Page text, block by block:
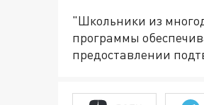
"Школьники из
программы
предоставлении